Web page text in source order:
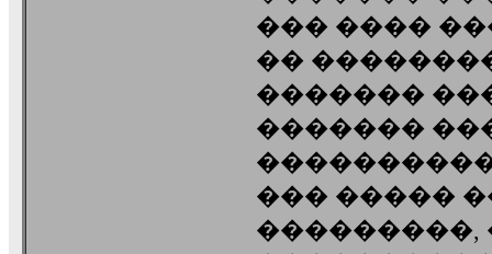
��� ����
��
�������
�������
��� �����
���������,